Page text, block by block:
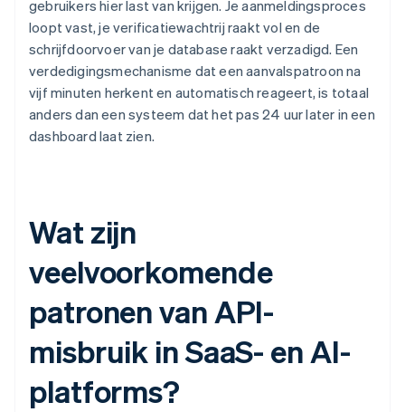
gebruikers hier last van krijgen. Je aanmeldingsproces
loopt vast, je verificatiewachtrij raakt vol en de
schrijfdoorvoer van je database raakt verzadigd. Een
verdedigingsmechanisme dat een aanvalspatroon na
vijf minuten herkent en automatisch reageert, is totaal
anders dan een systeem dat het pas 24 uur later in een
dashboard laat zien.
Wat zijn
veelvoorkomende
patronen van API-
misbruik in SaaS- en AI-
platforms?